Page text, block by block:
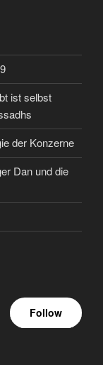
ist selbst
der Konzerne
Dan und die
Follow